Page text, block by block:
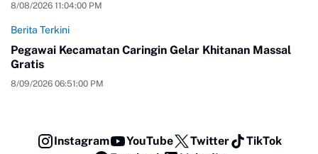
8/08/2026 11:04:00 PM
Berita Terkini
Pegawai Kecamatan Caringin Gelar Khitanan Massal
Gratis
8/09/2026 06:51:00 PM
Instagram YouTube Twitter
TikTok